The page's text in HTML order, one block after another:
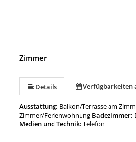
Zimmer
Details Verfügbarkeiten
Ausstattung: Balkon/Terrasse am
Zimmer/Ferienwohnung Badezimmer:
Medien und Technik:Telefon